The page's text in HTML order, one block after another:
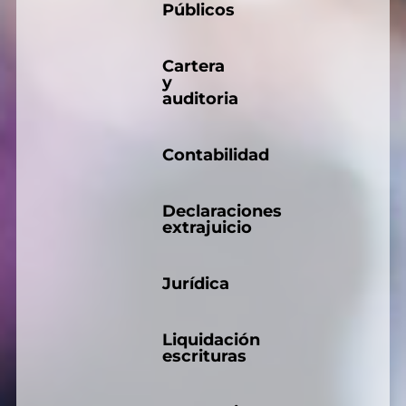
Públicos
Cartera
y
auditoria
Contabilidad
Declaraciones
extrajuicio
Jurídica
Liquidación
escrituras